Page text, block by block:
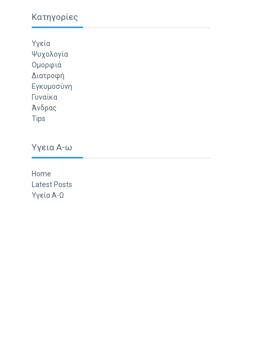
Κατηγορίες
Υγεία
Ψυχολογία
Ομορφιά
Διατροφή
Εγκυμοσύνη
Γυναίκα
Άνδρας
Tips
Υγεια Α-ω
Home
Latest Posts
Υγεία Α-Ω